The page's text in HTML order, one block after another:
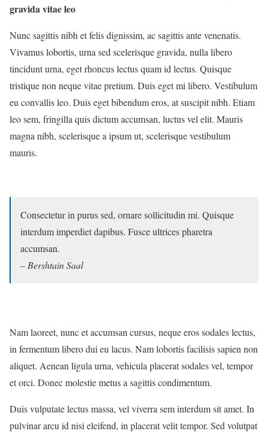
gravida vitae leo
Nunc sagittis nibh et felis dignissim, ac sagittis ante venenatis.
Vivamus lobortis, urna sed scelerisque gravida, nulla libero
tincidunt urna, eget rhoncus lectus quam id lectus. Quisque
tristique non neque vitae pretium. Duis eget mi libero. Vestibulum
eu convallis leo. Duis eget bibendum eros, at suscipit nibh. Etiam
leo sem, fringilla quis dictum accumsan, luctus vel elit. Mauris
magna nibh, scelerisque a ipsum ut, scelerisque vestibulum
mauris.
Consectetur in purus sed, ornare sollicitudin mi. Quisque
interdum imperdiet dapibus. Fusce ultrices pharetra
accumsan.
– Bershtain Saal
Nam laoreet, nunc et accumsan cursus, neque eros sodales lectus,
in fermentum libero dui eu lacus. Nam lobortis facilisis sapien non
aliquet. Aenean ligula urna, vehicula placerat sodales vel, tempor
et orci. Donec molestie metus a sagittis condimentum.
Duis vulputate lectus massa, vel viverra sem interdum sit amet. In
pulvinar arcu id nisi eleifend, in placerat velit tempor. Sed volutpat